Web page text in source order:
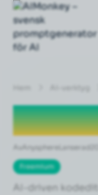
Cursor
Av Anysphere Lanserad
Freemium
AI-driven